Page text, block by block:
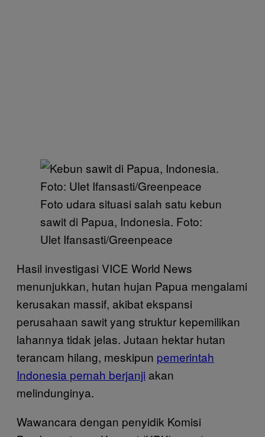
Foto udara situasi salah satu kebun
sawit di Papua, Indonesia. Foto:
Ulet Ifansasti/Greenpeace
Hasil investigasi VICE World News
menunjukkan, hutan hujan Papua mengalami
kerusakan massif, akibat ekspansi
perusahaan sawit yang struktur kepemilikan
lahannya tidak jelas. Jutaan hektar hutan
terancam hilang, meskipun pemerintah
Indonesia pernah berjanji akan
melindunginya.
Wawancara dengan penyidik Komisi